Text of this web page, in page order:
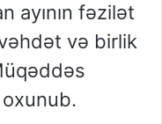
ayının fəzilət
və birlik